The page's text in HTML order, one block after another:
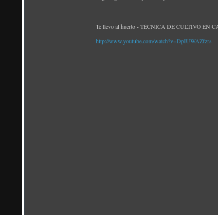
Te llevo al huerto - TÉCNICA DE CULTIVO EN
http://www.youtube.com/watch?v=DpIUWAZfzrs